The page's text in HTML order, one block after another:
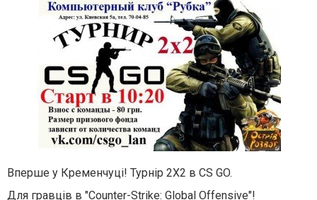
Вперше у Кременчуці! Турнір 2Х2 в CS GO.
Для гравців в "Counter-Strike: Global Offensive"!